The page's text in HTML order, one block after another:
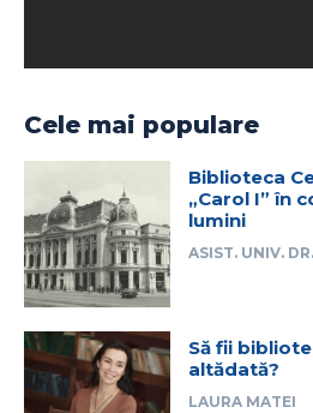
Cele mai populare
Biblioteca
„Carol I” în
lumini
ASIST. UNIV.
Să fii
altădată?
LAURA MATEI